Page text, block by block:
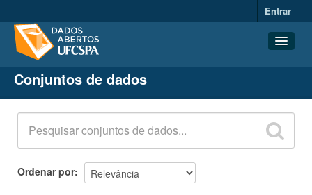
Entrar
Conjuntos de dados
Organizações
Grupos
Sobre
Conjuntos de dados
Ordenar por